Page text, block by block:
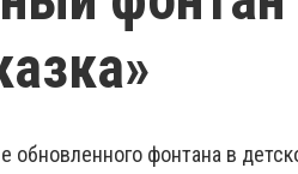
обновленного фонтана в